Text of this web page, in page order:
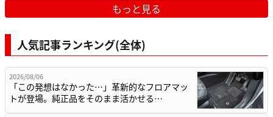
もっと見る
人気記事ランキング(全体)
2026/08/06
「この発想はなかった…」革新的なフロアマッ
トが登場。純正品をそのまま活かせる…